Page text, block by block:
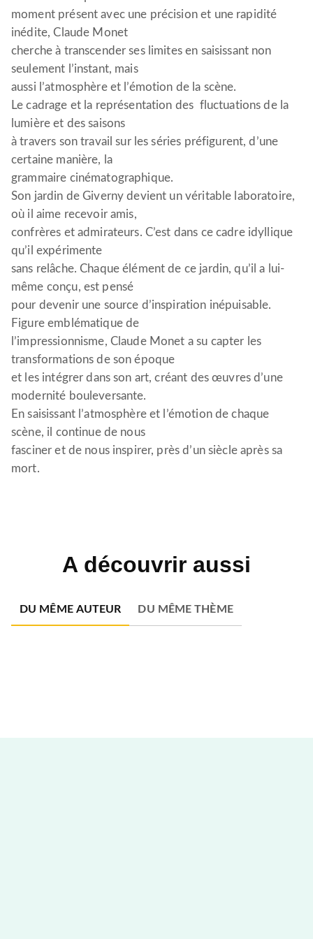
moment présent avec une précision et une rapidité
inédite, Claude Monet
cherche à transcender ses limites en saisissant non
seulement l’instant, mais
aussi l’atmosphère et l’émotion de la scène.
Le cadrage et la représentation des fluctuations de la
lumière et des saisons
à travers son travail sur les séries préfigurent, d’une
certaine manière, la
grammaire cinématographique.
Son jardin de Giverny devient un véritable laboratoire,
où il aime recevoir amis,
confrères et admirateurs. C’est dans ce cadre idyllique
qu’il expérimente
sans relâche. Chaque élément de ce jardin, qu’il a lui-
même conçu, est pensé
pour devenir une source d’inspiration inépuisable.
Figure emblématique de
l’impressionnisme, Claude Monet a su capter les
transformations de son époque
et les intégrer dans son art, créant des œuvres d’une
modernité bouleversante.
En saisissant l’atmosphère et l’émotion de chaque
scène, il continue de nous
fasciner et de nous inspirer, près d’un siècle après sa
mort.
A découvrir aussi
DU MÊME AUTEUR DU MÊME THÈME